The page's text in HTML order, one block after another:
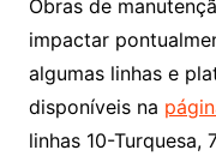
Obras de
impactar
algumas linhas e
disponíveis na
linhas 10-Turquesa,